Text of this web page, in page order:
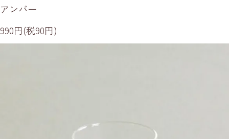
アンバー
990円(税90円)